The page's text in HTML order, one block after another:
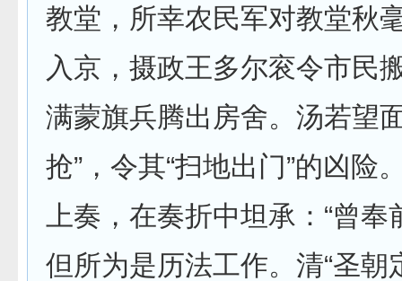
教堂，所幸农民军对教堂秋
入京，摄政王多尔衮令市民
满蒙旗兵腾出房舍。汤若望
抢”，令其“扫地出门”的凶险
上奏，在奏折中坦承：“曾奉
但所为是历法工作。清“圣朝